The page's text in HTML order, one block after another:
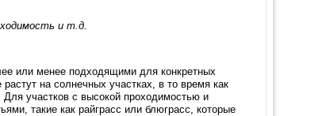
и т.д.
или менее подходящими для конкретных
на солнечных участках, в то время как
участков с высокой проходимостью и
такие как райграсс или блюграсс, которые